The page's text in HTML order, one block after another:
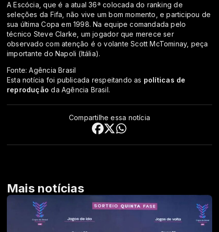
A Escócia, que é a atual 36ª colocada do ranking de
seleções da Fifa, não vive um bom momento, e participou de
sua última Copa em 1998. Na equipe comandada pelo
técnico Steve Clarke, um jogador que merece ser
observado com atenção é o volante Scott McTominay, peça
importante do Napoli (Itália).
Fonte: Agência Brasil
Esta notícia foi publicada respeitando as políticas de
reprodução da Agência Brasil.
Compartilhe essa notícia
Mais notícias